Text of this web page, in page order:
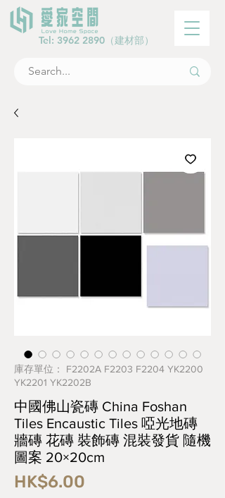
Tel: 3962 2890 （建材部）
庫存單位： F2202A F2203 F2204 YK2200
YK2201 YK2202B
中國佛山瓷磚 China Foshan
Tiles Encaustic Tiles 啞光地磚
牆磚 花磚 裝飾磚 混裝發貨 隨機
圖案 20×20cm
HK$6.00